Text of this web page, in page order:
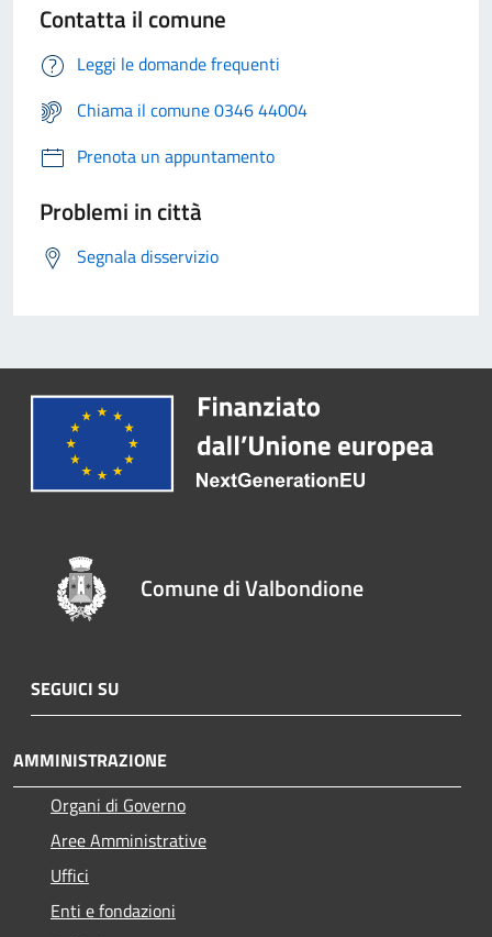
Contatta il comune
Leggi le domande frequenti
Chiama il comune 0346 44004
Prenota un appuntamento
Problemi in città
Segnala disservizio
Comune di Valbondione
SEGUICI SU
AMMINISTRAZIONE
Organi di Governo
Aree Amministrative
Uffici
Enti e fondazioni